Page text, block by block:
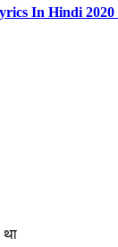
In Hindi
था